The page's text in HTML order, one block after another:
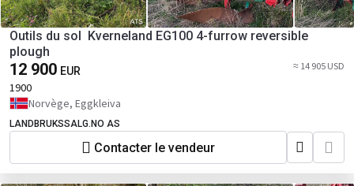
Outils du sol Kverneland EG100 4-furrow reversible
plough
12 900 EUR ≈ 14 905 USD
1900
Norvège, Eggkleiva
LANDBRUKSSALG.NO AS
Contacter le vendeur